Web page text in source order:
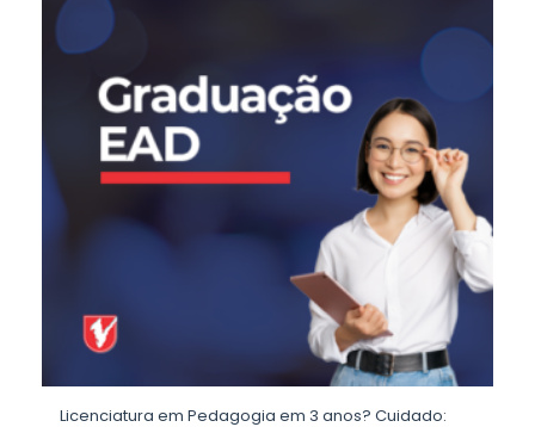
Licenciatura em Pedagogia em 3 anos? Cuidado: